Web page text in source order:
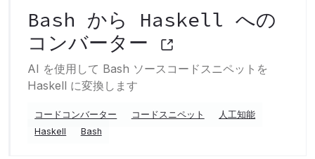
Bash から Haskell への
コンバーター
AI を使用して Bash ソースコードスニペットを
Haskell に変換します
コードコンバーター コードスニペット
人工知能
Haskell
Bash